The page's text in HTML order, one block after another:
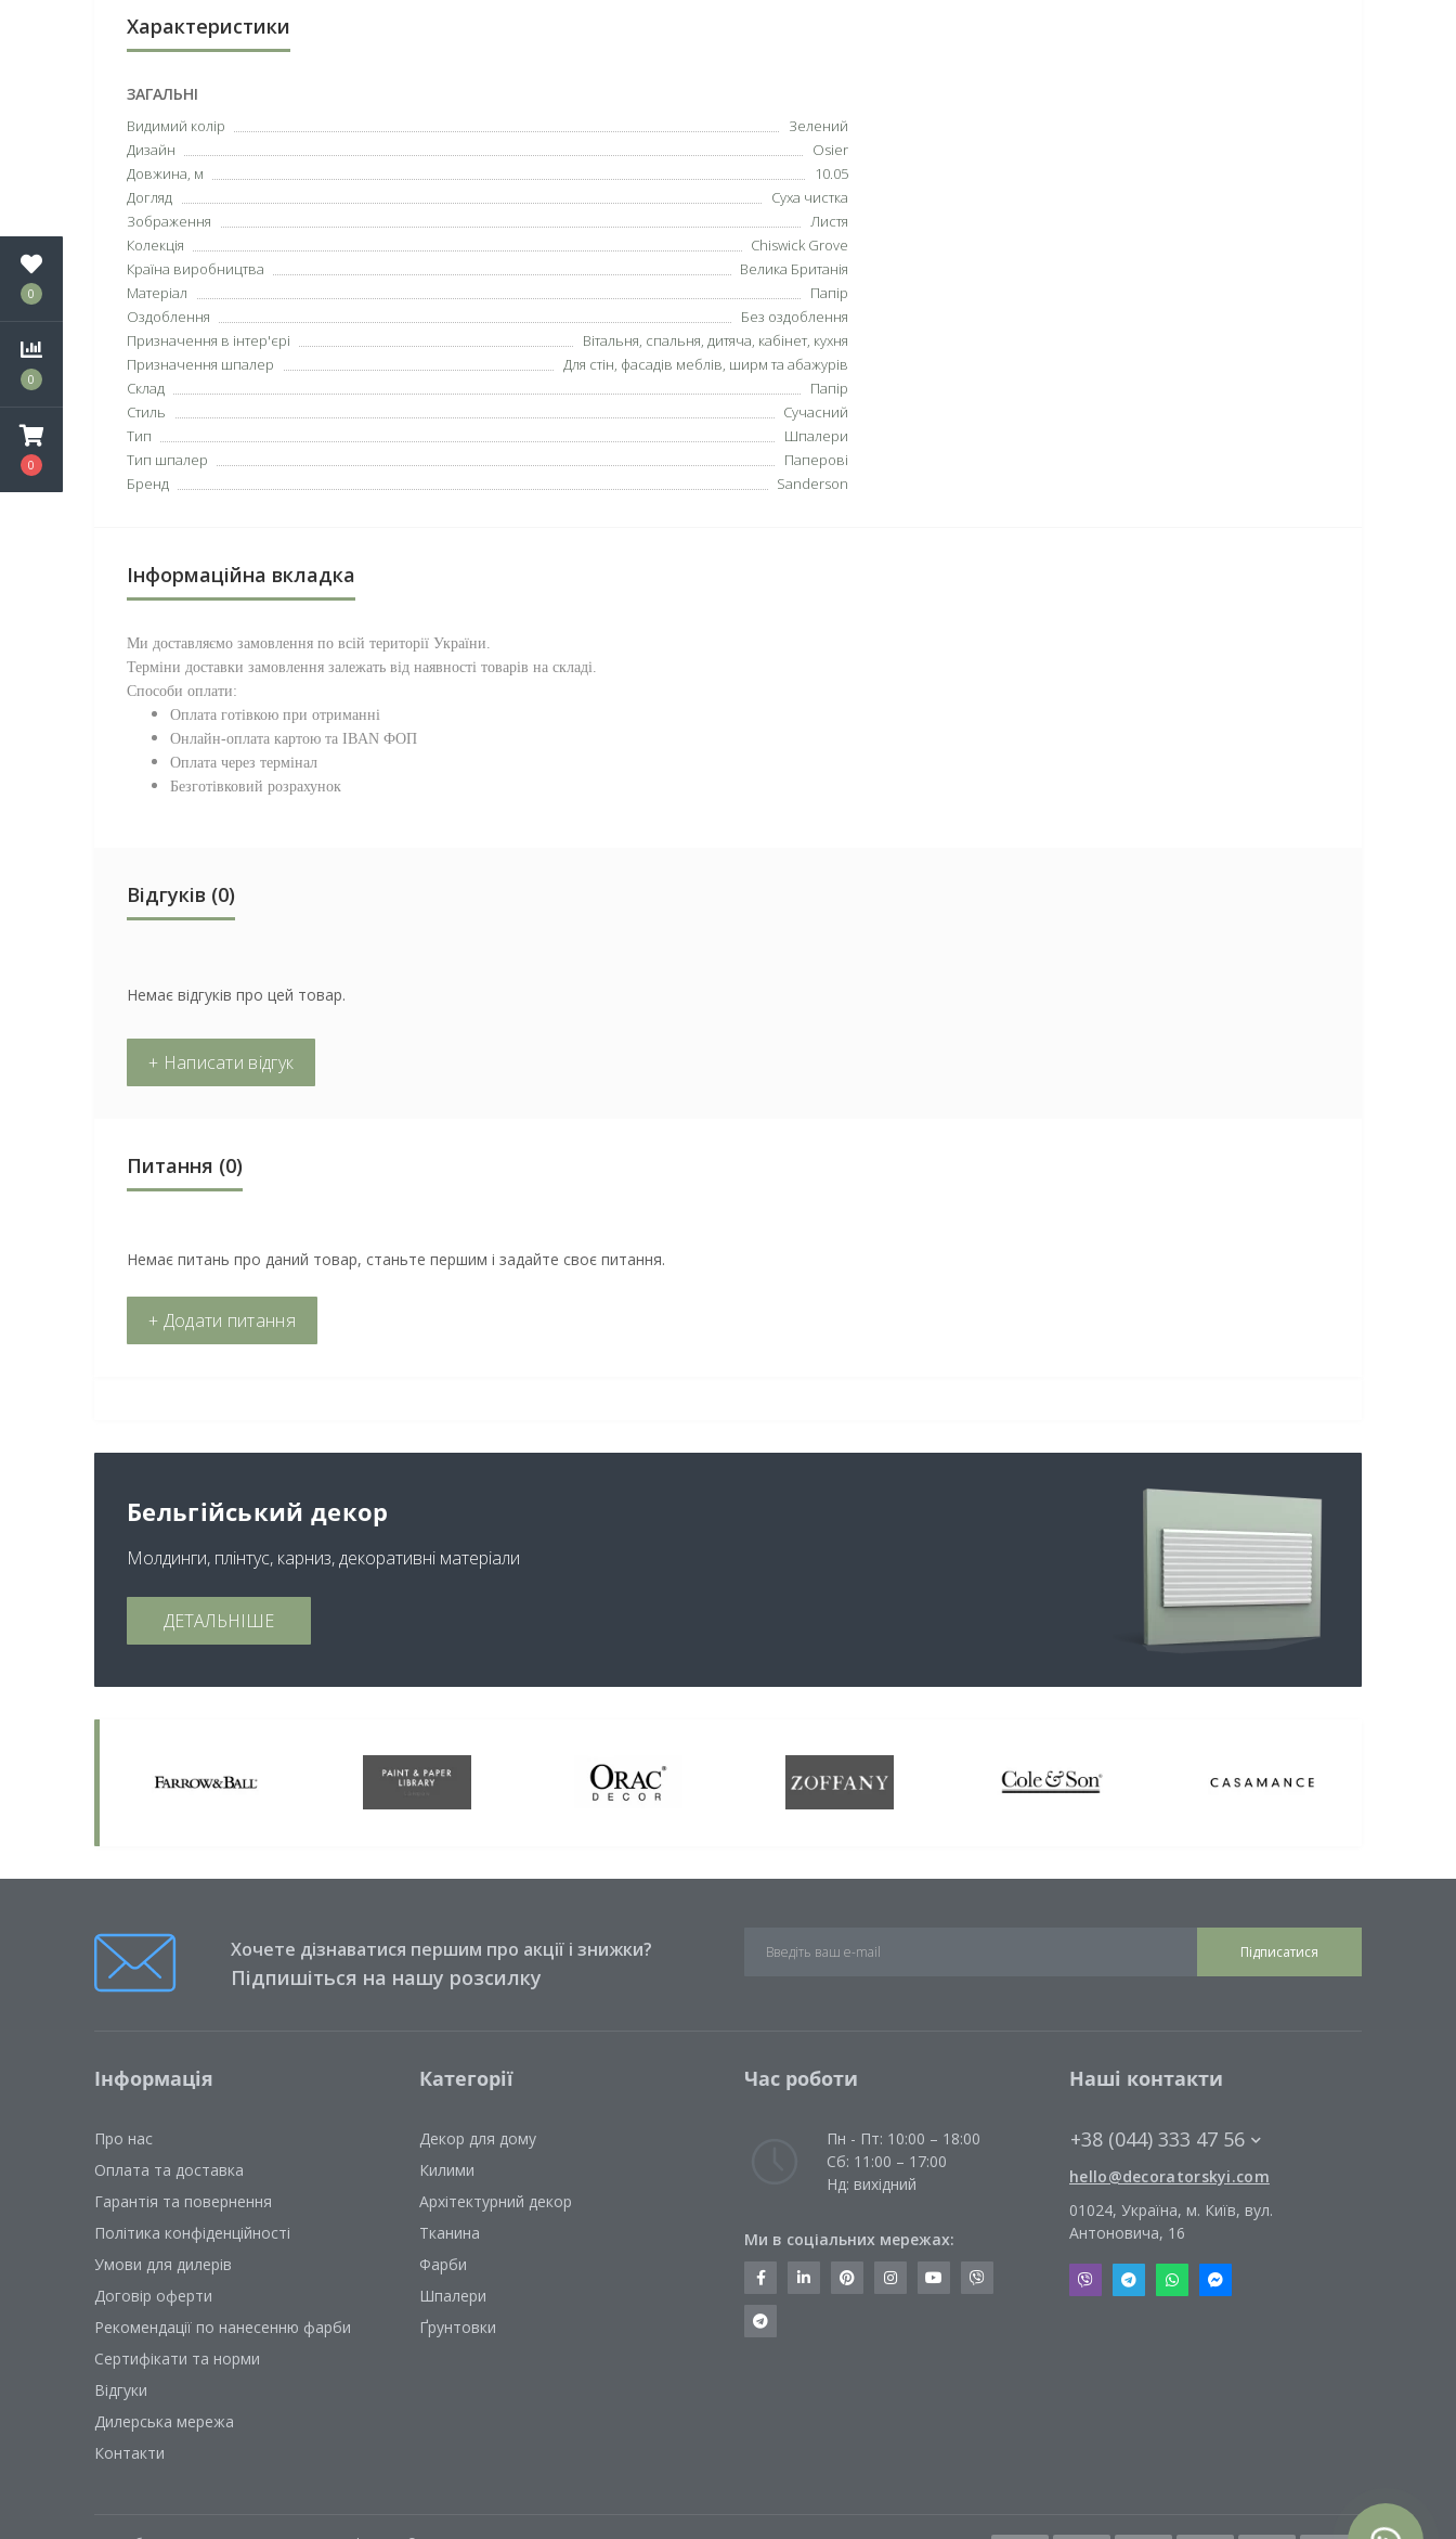
0
0
0
Характеристики
ЗАГАЛЬНІ
Видимий колір
Зелений
Дизайн
Osier
Довжина, м
10.05
Догляд
Суха чистка
Зображення
Листя
Колекція
Chiswick Grove
Країна виробництва
Велика Британія
Матеріал
Папір
Оздоблення
Без оздоблення
Призначення в інтер'єрі
Вітальня, спальня, дитяча, кабінет, кухня
Призначення шпалер
Для стін, фасадів меблів, ширм та абажурів
Склад
Папір
Стиль
Сучасний
Тип
Шпалери
Тип шпалер
Паперові
Бренд
Sanderson
Інформаційна вкладка
Ми доставляємо замовлення по всій території України.
Терміни доставки замовлення залежать від наявності товарів на складі.
Способи оплати:
Оплата готівкою при отриманні
Онлайн-оплата картою та IBAN ФОП
Оплата через термінал
Безготівковий розрахунок
Відгуків (0)
Немає відгуків про цей товар.
+ Написати відгук
Питання (0)
Немає питань про даний товар, станьте першим і задайте своє питання.
+ Додати питання
Бельгійський декор
Молдинги, плінтус, карниз, декоративні матеріали
ДЕТАЛЬНІШЕ
Хочете дізнаватися першим про акції і знижки?
Підпишіться на нашу розсилку
Підписатися
Інформація
Про нас
Оплата та доставка
Гарантія та повернення
Політика конфіденційності
Умови для дилерів
Договір оферти
Рекомендації по нанесенню фарби
Сертифікати та норми
Відгуки
Дилерська мережа
Контакти
Категорії
Декор для дому
Килими
Архітектурний декор
Тканина
Фарби
Шпалери
Ґрунтовки
Час роботи
Пн - Пт: 10:00 – 18:00
Сб: 11:00 – 17:00
Нд: вихідний
Ми в соціальних мережах:
Наші контакти
+38 (044) 333 47 56
hello@decoratorskyi.com
01024, Україна, м. Київ, вул.
Антоновича, 16